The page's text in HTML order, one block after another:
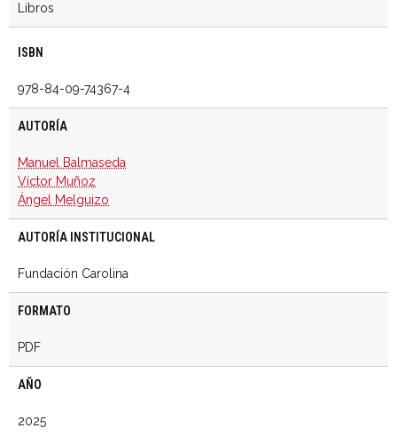
Libros
ISBN
978-84-09-74367-4
AUTORÍA
Manuel Balmaseda
Víctor Muñoz
Ángel Melguizo
AUTORÍA INSTITUCIONAL
Fundación Carolina
FORMATO
PDF
AÑO
2025